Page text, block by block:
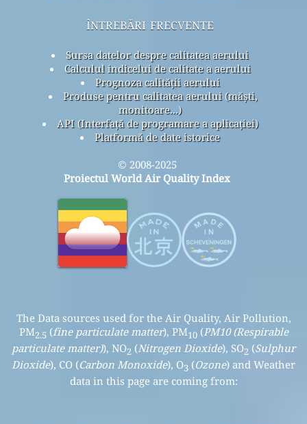
întrebări frecvente
Sursa datelor despre calitatea aerului
Calculul indicelui de calitate a aerului
Prognoza calității aerului
Produse pentru calitatea aerului (măști,
monitoare...)
API (Interfață de programare a aplicației)
Platformă de date istorice
© 2008-2025
Proiectul World Air Quality Index
The Data sources used for the Air Quality, Air Pollution,
PM2.5 (fine particulate matter), PM10(PM10 (Respirable
particulate matter)), NO2 (Nitrogen Dioxide), SO2 (Sulphur
Dioxide), CO (Carbon Monoxide), O3 (Ozone) and Weather
data in this page are coming from: